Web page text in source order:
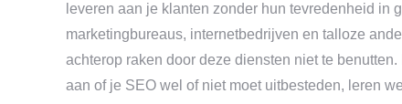
leveren aan je klanten zonder hun tevredenheid in
marketingbureaus, internetbedrijven en talloze
achterop raken door deze diensten niet te
aan of je SEO wel of niet moet uitbesteden, leren